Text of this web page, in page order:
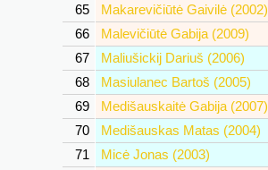
65 Makarevičiūtė Gaivilė (2002)
66
Malevičiūtė Gabija (2009)
67
Maliušickij Dariuš (2006)
68
Masiulanec Bartoš (2005)
69
Medišauskaitė Gabija (2007)
70
Medišauskas Matas (2004)
71
Micė Jonas (2003)